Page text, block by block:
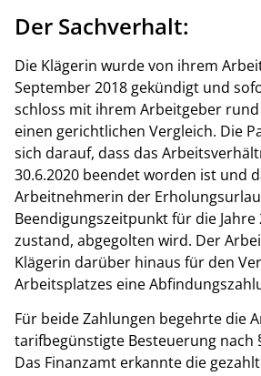
Der Sachverhalt:
Die Klägerin wurde von ihrem
September 2018 gekündigt und
schloss mit ihrem Arbeitgeber rund
einen gerichtlichen Vergleich. Die
sich darauf, dass das
30.6.2020 beendet worden ist und
Arbeitnehmerin der
Beendigungszeitpunkt für die Jahre
zustand, abgegolten wird. Der
Klägerin darüber hinaus für den
Arbeitsplatzes eine
Für beide Zahlungen begehrte die
tarifbegünstigte Besteuerung nach
Das Finanzamt erkannte die